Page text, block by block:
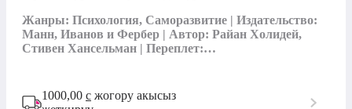
Жанры: Психология, Саморазвитие | Издательство:
Манн, Иванов и Фербер | Автор: Райан Холидей,
Стивен Хансельман | Переплет:…
1000,00 с жогору акысыз